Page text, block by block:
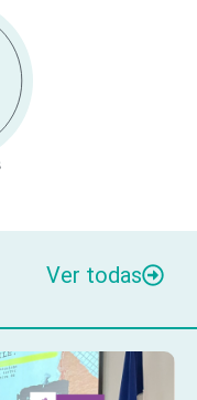
Ver todas